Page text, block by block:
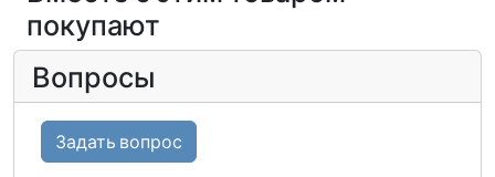
покупают
Вопросы
Задать вопрос